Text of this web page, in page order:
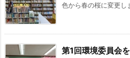
色から春の桜に変更し
第1回環境委員会を